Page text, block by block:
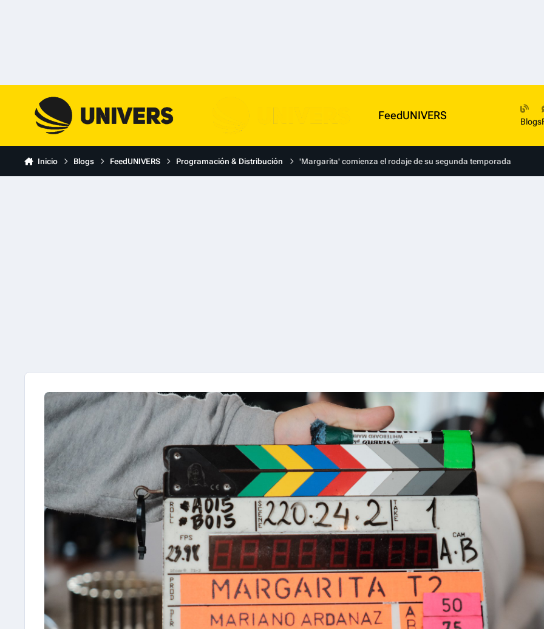
FeedUNIVERS Blogs
Inicio Blogs FeedUNIVERS Programación & Distribución 'Margarita' comienza el rodaje de su segunda temporada